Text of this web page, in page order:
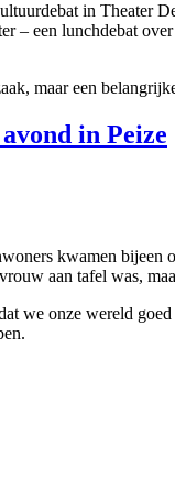
in Theater
– een lunchdebat
maar een
in Peize
kwamen
aan tafel was,
we onze wereld